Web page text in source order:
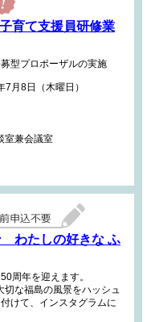
育て支援員研修業
型プロポーザルの実施
月8日（木曜日）
兼会議室
わたしの好きな ふ
周年を迎えます。
切な福島の風景をハッシュ
けて、インスタグラムに